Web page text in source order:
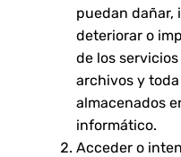
puedan dañar,
deteriorar o
de los
archivos y
almacenados
informático.
Acceder o